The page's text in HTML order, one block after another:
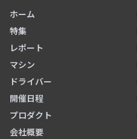
ホーム
特集
レポート
マシン
ドライバー
開催日程
プロダクト
会社概要